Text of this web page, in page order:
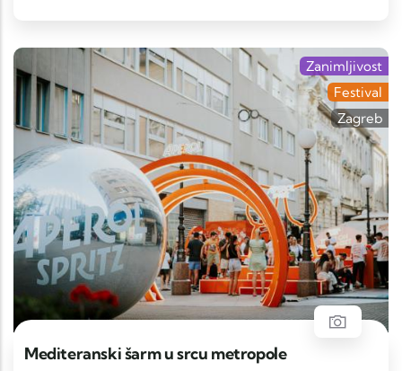
Mediteranski šarm u srcu metropole
Zanimljivost
Festival
Zagreb